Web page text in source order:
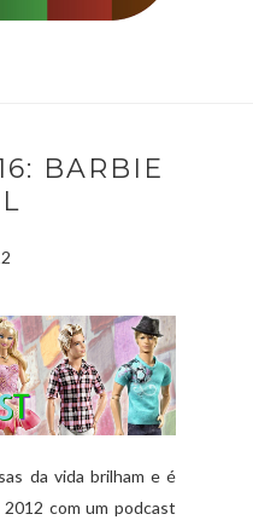
BARBIE
da vida brilham e é
com um podcast